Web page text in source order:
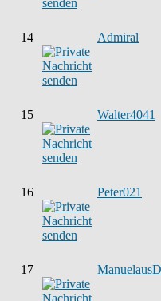
14 Admiral
15 Walter4041
16 Peter021
17